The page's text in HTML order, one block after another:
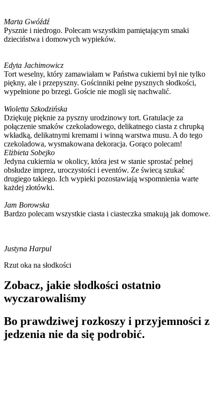
Marta Gwóźdź
Pysznie i niedrogo. Polecam wszystkim pamiętającym smaki
dzieciństwa i domowych wypieków.
Edyta Jachimowicz
Tort weselny, który zamawiałam w Państwa cukierni był nie tylko
piękny, ale i przepyszny. Gościnniki pełne pysznych słodkości,
wypełnione po brzegi. Goście nie mogli się nachwalić.
Wioletta Szkodzińska
Dziękuję pięknie za pyszny urodzinowy tort. Gratulacje za
połączenie smaków czekoladowego, delikatnego ciasta z chrupką
wkładką, delikatnymi kremami i winną warstwa musu. A do tego
czekoladowa, wysmakowana dekoracja. Gorąco polecam!
Elżbieta Sobejko
Jedyna cukiernia w okolicy, która jest w stanie sprostać pełnej
obsłudze imprez, uroczystości i eventów. Ze świecą szukać
drugiego takiego. Ich wypieki pozostawiają wspomnienia warte
każdej złotówki.
Jam Borowska
Bardzo polecam wszystkie ciasta i ciasteczka smakują jak domowe.
Justyna Harpul
Rzut oka na słodkości
Zobacz, jakie słodkości ostatnio
wyczarowaliśmy
Bo prawdziwej rozkoszy i przyjemności z
jedzenia nie da się podrobić.